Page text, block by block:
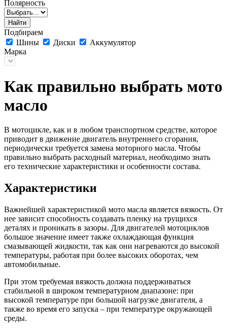
Полярность
Найти
Подбираем
Шины
Диски
Аккумулятор
Марка
Как правильно выбрать мото
масло
В мотоцикле, как и в любом транспортном средстве, которое
приводит в движение двигатель внутреннего сгорания,
периодически требуется замена моторного масла. Чтобы
правильно выбрать расходный материал, необходимо знать
его технические характеристики и особенности состава.
Характеристики
Важнейшей характеристикой мото масла является вязкость. От
нее зависит способность создавать пленку на трущихся
деталях и проникать в зазоры. Для двигателей мотоциклов
большое значение имеет также охлаждающая функция
смазывающей жидкости, так как они нагреваются до высокой
температуры, работая при более высоких оборотах, чем
автомобильные.
При этом требуемая вязкость должна поддерживаться
стабильной в широком температурном диапазоне: при
высокой температуре при большой нагрузке двигателя, а
также во время его запуска – при температуре окружающей
среды.